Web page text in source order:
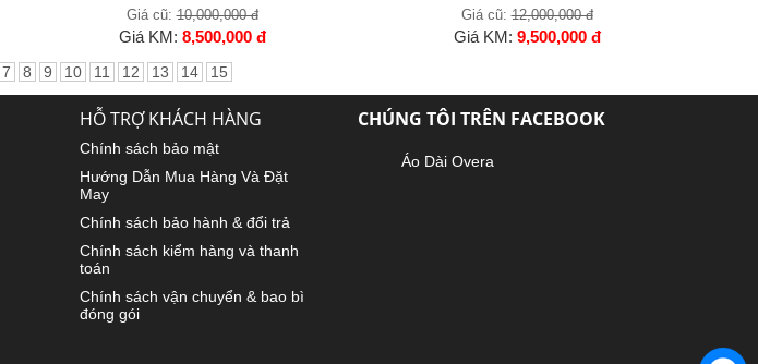
Giá cũ:10,000,000 đ
Giá KM: 8,500,000 đ
Giá cũ:12,000,000 đ
Giá KM: 9,500,000 đ
7 8 9 10 11 12 13 14 15
CHÚNG TÔI TRÊN FACEBOOK
Áo Dài Overa
HỖ TRỢ KHÁCH HÀNG
Chính sách bảo mật
Hướng Dẫn Mua Hàng Và Đặt
May
Chính sách bảo hành & đổi trả
Chính sách kiểm hàng và thanh
toán
Chính sách vận chuyển & bao bì
đóng gói